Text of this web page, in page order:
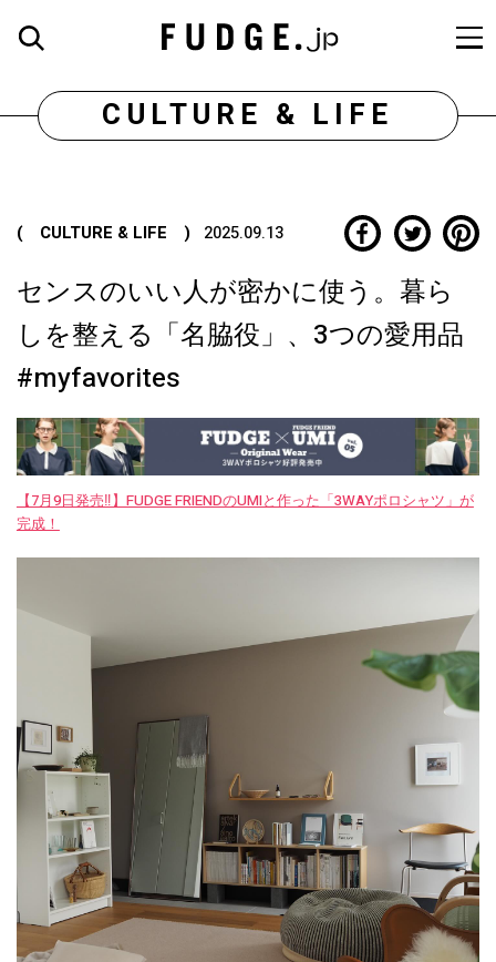
CULTURE & LIFE
( CULTURE & LIFE ) 2025.09.13
センスのいい人が密かに使う。暮ら
しを整える「名脇役」、3つの愛用品
#myfavorites
【7月9日発売‼︎】FUDGE FRIENDのUMIと作った「3WAYポロシャツ」が
完成！